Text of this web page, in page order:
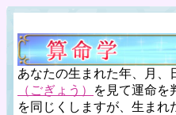
あなたの生まれた年、月、
（ごぎょう）
を見て運命を
を同じくしますが、生ま